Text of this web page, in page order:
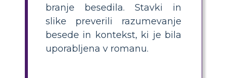
branje besedila. Stavki in
slike preverili razumevanje
besede in kontekst, ki je bila
uporabljena v romanu.